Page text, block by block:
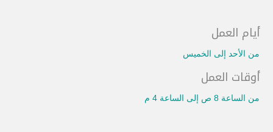
أيام العمل
من الأحد إلى الخميس
أوقات العمل
من الساعة 8 ص إلى الساعة 4 م